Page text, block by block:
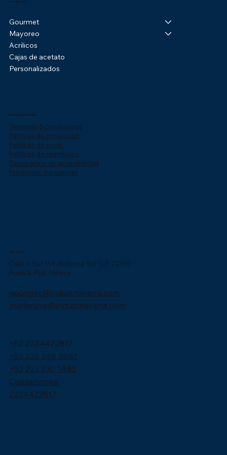
Productos
Gourmet
Mayoreo
Acrilicos
Cajas de acetato
Personalizados
Información Legal
Términos & condiciones
Póliticas de privacidad
Políticas de envío
Políticas de reembolso
Declaración de accesibilidad
Preguntas frecuentes
Ubicación
Calle 6 Sur 114, Reforma Sur C.P. 72160
Puebla, PUE. México
gourmet@industriasarra.com
marketing@industriasarra.com
+52 2224422817
+52 222 248 0653
+52 222 230 1485
Cotizaciones:
2224422817